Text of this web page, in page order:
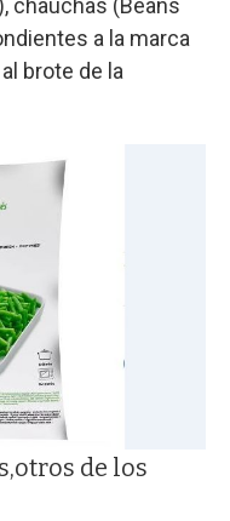
chauchas (Beans
a la marca
brote de la
de los